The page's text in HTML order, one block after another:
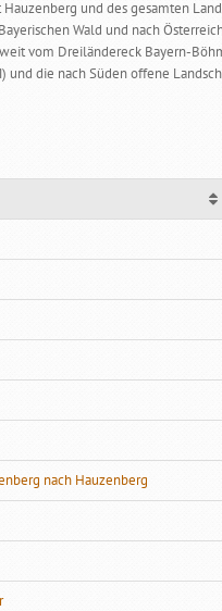
Hauzenberg und des gesamten
Wald und nach
vom Dreiländereck Bayern-
und die nach Süden offene
nach Hauzenberg